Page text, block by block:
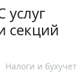
секций
Налоги и бухучет